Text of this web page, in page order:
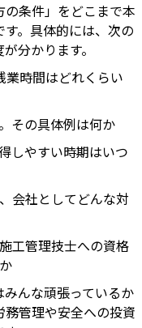
条件」をどこまで本
。具体的には、次の
分かります。
業時間はどれくらい
その具体例は何か
しやすい時期はいつ
会社としてどんな対
工管理技士への資格
んな頑張っているか
管理や安全への投資